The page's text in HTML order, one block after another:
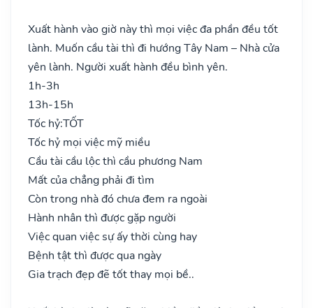
Xuất hành vào giờ này thì mọi việc đa phần đều tốt
lành. Muốn cầu tài thì đi hướng Tây Nam – Nhà cửa
yên lành. Người xuất hành đều bình yên.
1h-3h
13h-15h
Tốc hỷ:TỐT
Tốc hỷ mọi việc mỹ miều
Cầu tài cầu lộc thì cầu phương Nam
Mất của chẳng phải đi tìm
Còn trong nhà đó chưa đem ra ngoài
Hành nhân thì được gặp người
Việc quan việc sự ấy thời cùng hay
Bệnh tật thì được qua ngày
Gia trạch đẹp đẽ tốt thay mọi bề..